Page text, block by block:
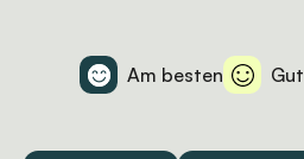
Am besten Gut